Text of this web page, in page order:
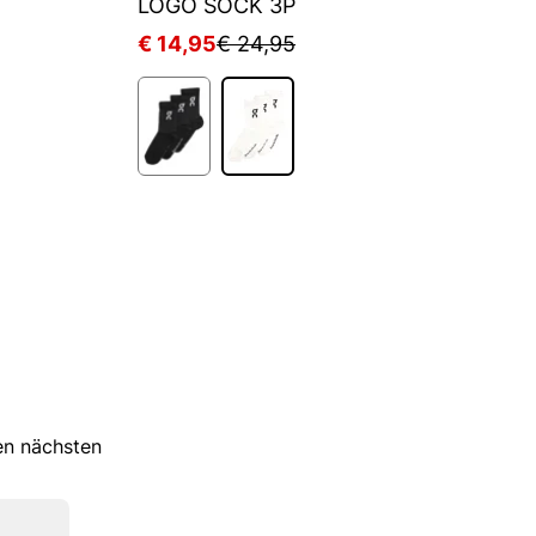
LOGO SOCK 3P
€ 14,95€ 24,95
nächsten